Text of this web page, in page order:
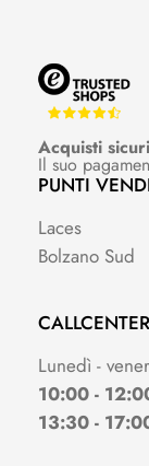
Acquisti sicuri
Il suo
PUNTI
Laces
Bolzano Sud
CALLCENTER
Lunedì -
10:00 -
13:30 -